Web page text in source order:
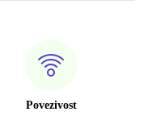
Povezivost